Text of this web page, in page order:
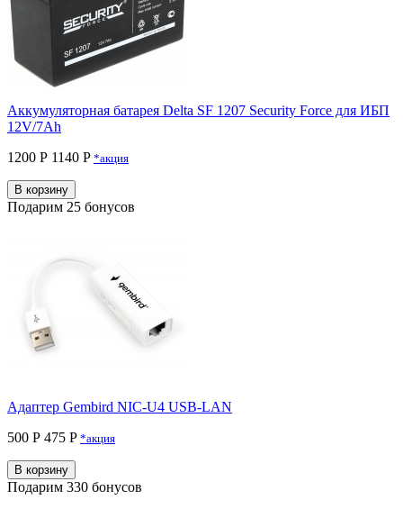
Аккумуляторная батарея Delta SF 1207 Security Force для ИБП
12V/7Ah
1200 Р 1140 P *акция
В корзину
Подарим 25 бонусов
Адаптер Gembird NIC-U4 USB-LAN
500 Р 475 P *акция
В корзину
Подарим 330 бонусов